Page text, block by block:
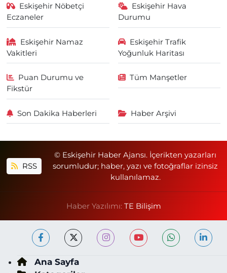
Eskişehir Nöbetçi
Eczaneler
Eskişehir Hava
Durumu
Eskişehir Namaz
Vakitleri
Eskişehir Trafik
Yoğunluk Haritası
Puan Durumu ve
Fikstür
Tüm Manşetler
Son Dakika Haberleri Haber Arşivi
RSS
© Eskişehir Haber Ajansı. İçerikten yazarları
sorumludur; haber, yazı ve fotoğraflar izinsiz
kullanılamaz.
Haber Yazılımı: TE Bilişim
Ana Sayfa